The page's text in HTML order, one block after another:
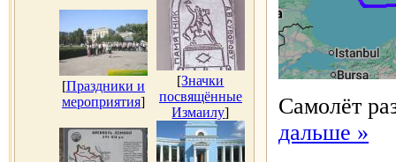
[Праздники и
мероприятия]
[Значки
посвящённые
Измаилу]
Самолёт
дальше »